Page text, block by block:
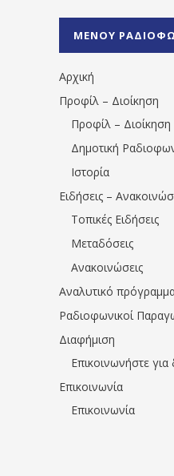
ΜΕΝΟΥ
Αρχική
Προφίλ – Διοίκηση
Προφίλ – Διοίκηση
Δημοτική
Ιστορία
Ειδήσεις –
Τοπικές Ειδήσεις
Μεταδόσεις
Ανακοινώσεις
Αναλυτικό
Ραδιοφωνικοί
Διαφήμιση
Επικοινωνήστε για
Επικοινωνία
Επικοινωνία